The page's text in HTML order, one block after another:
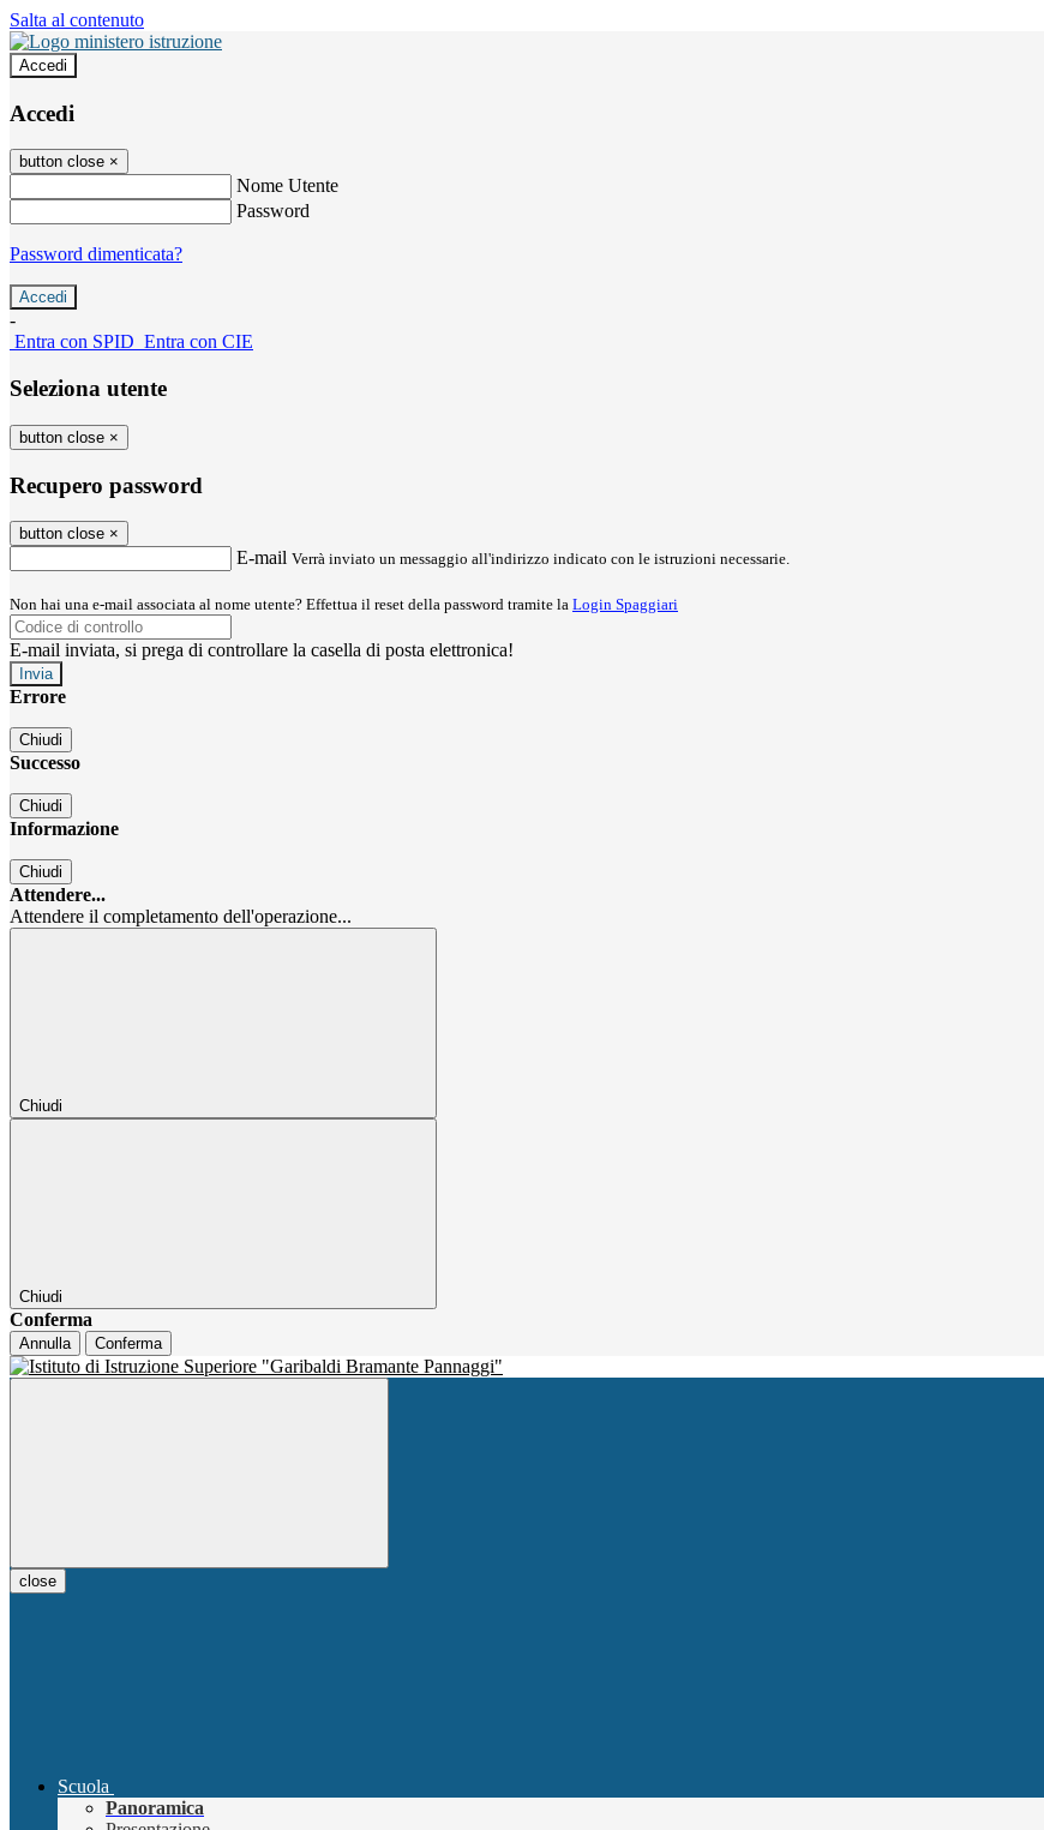
Salta al contenuto
Accedi
Accedi
button close ×
Nome Utente
Password
Password dimenticata?
-
Entra con SPID Entra con CIE
Seleziona utente
button close ×
Recupero password
button close ×
E-mail Verrà inviato un messaggio all'indirizzo indicato con le istruzioni necessarie.
Non hai una e-mail associata al nome utente? Effettua il reset della password tramite la Login Spaggiari
E-mail inviata, si prega di controllare la casella di posta elettronica!
Errore
Chiudi
Successo
Chiudi
Informazione
Chiudi
Attendere...
Attendere il completamento dell'operazione...
Chiudi
Chiudi
Conferma
Annulla Conferma
close
Scuola
Panoramica